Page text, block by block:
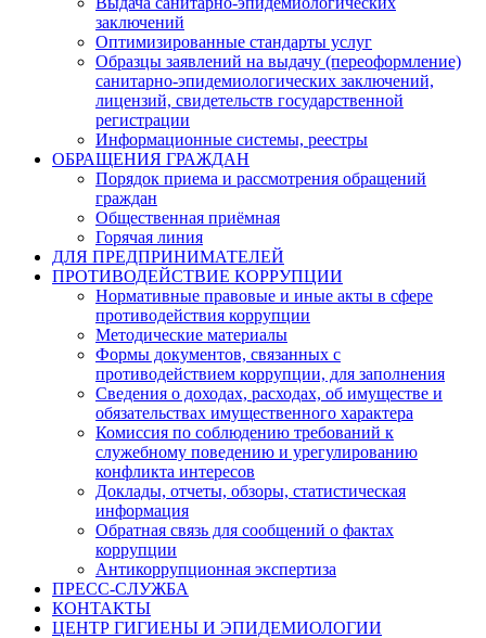
заключений
Оптимизированные стандарты услуг
Образцы заявлений на выдачу (переоформление)
санитарно-эпидемиологических заключений,
лицензий, свидетельств государственной
регистрации
Информационные системы, реестры
ОБРАЩЕНИЯ ГРАЖДАН
Порядок приема и рассмотрения обращений
граждан
Общественная приёмная
Горячая линия
ДЛЯ ПРЕДПРИНИМАТЕЛЕЙ
ПРОТИВОДЕЙСТВИЕ КОРРУПЦИИ
Нормативные правовые и иные акты в сфере
противодействия коррупции
Методические материалы
Формы документов, связанных с
противодействием коррупции, для заполнения
Сведения о доходах, расходах, об имуществе и
обязательствах имущественного характера
Комиссия по соблюдению требований к
служебному поведению и урегулированию
конфликта интересов
Доклады, отчеты, обзоры, статистическая
информация
Обратная связь для сообщений о фактах
коррупции
Антикоррупционная экспертиза
ПРЕСС-СЛУЖБА
КОНТАКТЫ
ЦЕНТР ГИГИЕНЫ И ЭПИДЕМИОЛОГИИ